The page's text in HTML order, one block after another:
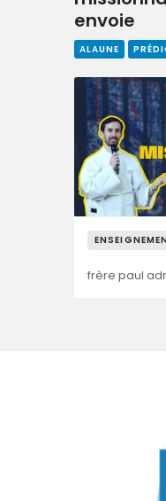
envoie
ALAUNE
frère paul